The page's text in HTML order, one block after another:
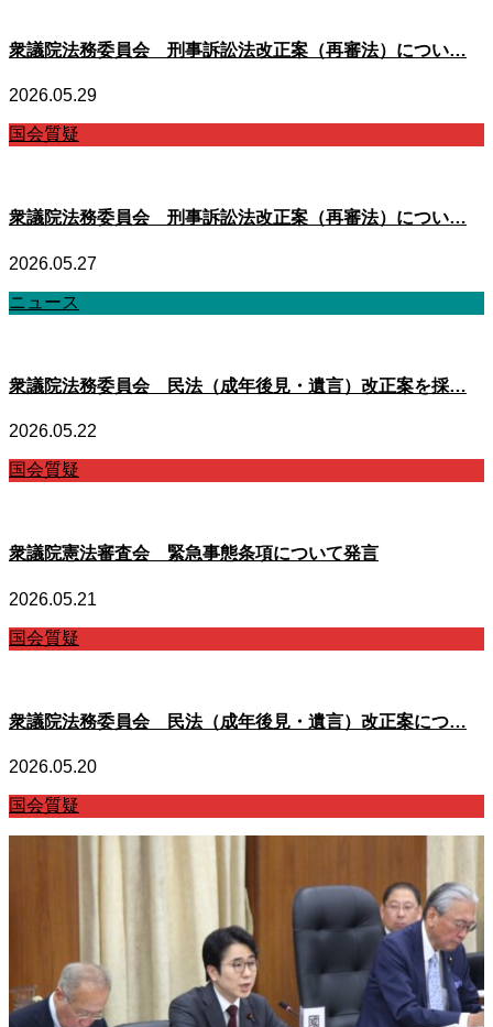
衆議院法務委員会 刑事訴訟法改正案（再審法）につい…
2026.05.29
国会質疑
衆議院法務委員会 刑事訴訟法改正案（再審法）につい…
2026.05.27
ニュース
衆議院法務委員会 民法（成年後見・遺言）改正案を採…
2026.05.22
国会質疑
衆議院憲法審査会 緊急事態条項について発言
2026.05.21
国会質疑
衆議院法務委員会 民法（成年後見・遺言）改正案につ…
2026.05.20
国会質疑